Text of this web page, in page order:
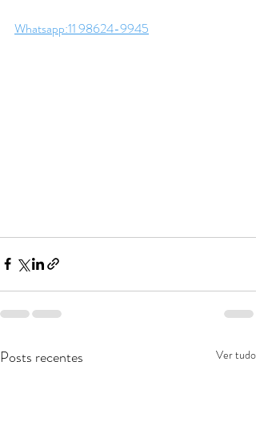
Whatsapp:11 98624-9945
Posts recentes Ver tudo